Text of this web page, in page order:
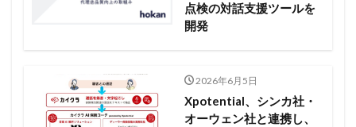
点検の対話支援ツールを
開発
2026年6月5日
Xpotential、シンカ社・
オーウェン社と連携し、